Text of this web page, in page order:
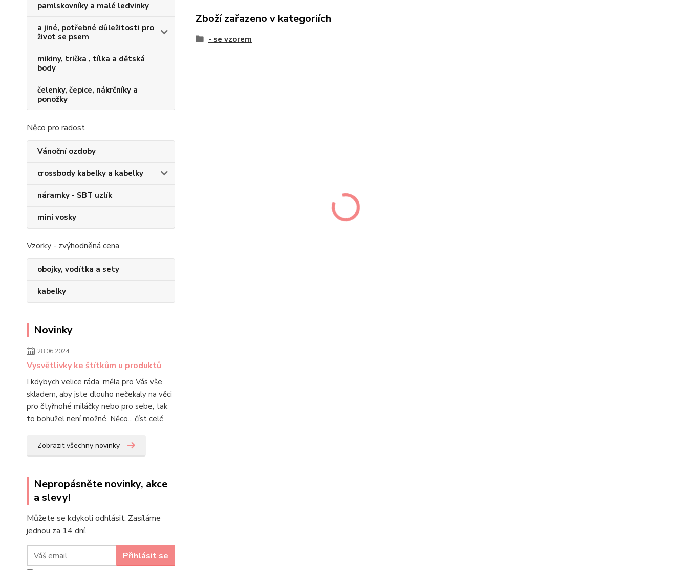
pamlskovníky a malé ledvinky
a jiné, potřebné důležitosti pro
život se psem
mikiny, trička , tílka a dětská
body
čelenky, čepice, nákrčníky a
ponožky
Něco pro radost
Vánoční ozdoby
crossbody kabelky a kabelky
náramky - SBT uzlík
mini vosky
Vzorky - zvýhodněná cena
obojky, vodítka a sety
kabelky
Novinky
28.06.2024
Vysvětlivky ke štítkům u produktů
I kdybych velice ráda, měla pro Vás vše
skladem, aby jste dlouho nečekaly na věci
pro čtyřnohé miláčky nebo pro sebe, tak
to bohužel není možné. Něco... číst celé
Zobrazit všechny novinky
Nepropásněte novinky, akce
a slevy!
Můžete se kdykoli odhlásit. Zasíláme
jednou za 14 dní.
Přihlásit se
Zboží zařazeno v kategoriích
- se vzorem